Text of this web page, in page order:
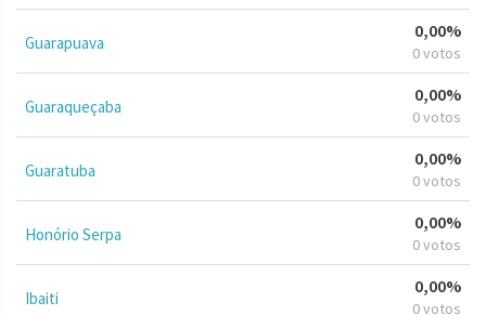
Guarapuava
0,00%
0 votos
Guaraqueçaba
0,00%
0 votos
Guaratuba
0,00%
0 votos
Honório Serpa
0,00%
0 votos
Ibaiti
0,00%
0 votos